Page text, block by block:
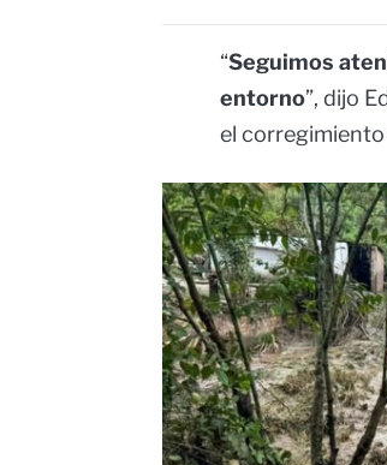
“Seguimos
entorno”, dijo
el corregimiento